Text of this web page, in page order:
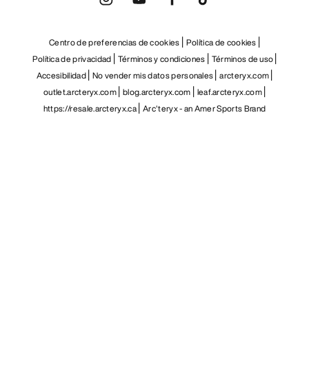
Centro de preferencias de cookies Política de cookies
Política de privacidad Términos y condiciones Términos de uso
Accesibilidad No vender mis datos personales arcteryx.com
outlet.arcteryx.com blog.arcteryx.com leaf.arcteryx.com
https://resale.arcteryx.ca Arc'teryx - an Amer Sports Brand